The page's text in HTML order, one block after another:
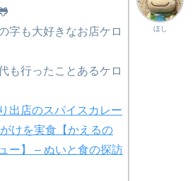
ほし
字も大好きなお店ケロ
も行ったことあるケロ
出店のスパイスカレー
けを実食【かえるの
ー】 – ぬいと食の探訪